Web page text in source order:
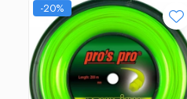
-20%